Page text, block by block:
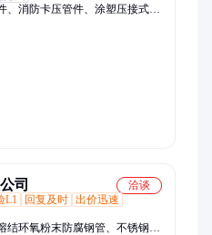
、消防卡压管件、涂塑压接式钢
卡压弯头
司
洽谈
L1 回复及时 出价迅速
结环氧粉末防腐钢管、不锈钢